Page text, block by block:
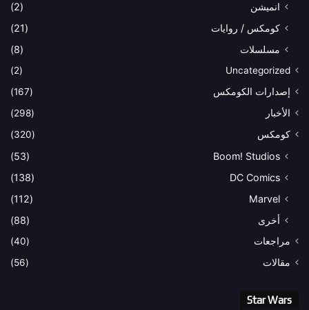
انميشن
(2)
كومكس / روايات
(21)
مسلسلات
(8)
Uncategorized
(2)
إصدارات الكومكس
(167)
الأخبار
(298)
كومكس
(320)
Boom! Studios
(53)
DC Comics
(138)
Marvel
(112)
أخرى
(88)
مراجعات
(40)
مقالات
(56)
Star Wars